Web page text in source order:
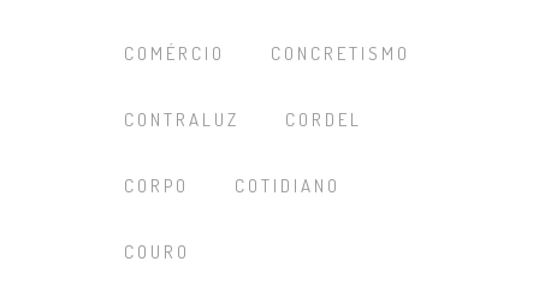
COMÉRCIO CONCRETISMO
CONTRALUZ CORDEL
CORPO COTIDIANO
COURO